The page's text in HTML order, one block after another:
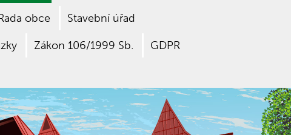
obce Stavební úřad
Zákon 106/1999 Sb. GDPR